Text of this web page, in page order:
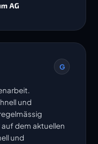
AG
G
und
dem aktuellen
und